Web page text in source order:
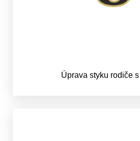
Úprava styku rodiče